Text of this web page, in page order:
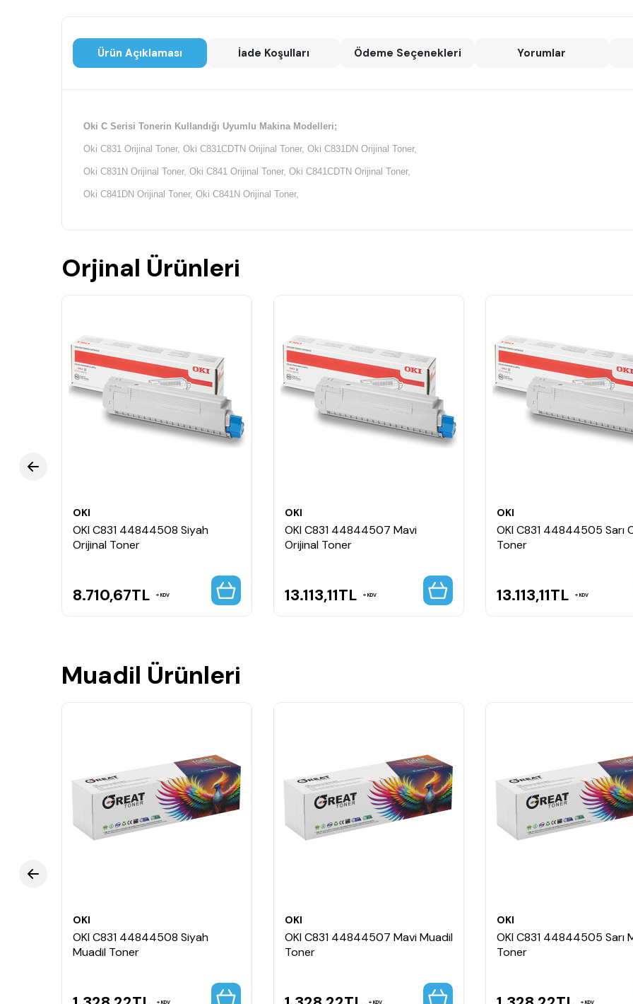
Ürün Açıklaması İade Koşulları Ödeme Seçenekleri Yorumlar
Oki C Serisi Tonerin Kullandığı Uyumlu Makina Modelleri;
Oki C831 Orijinal Toner, Oki C831CDTN Orijinal Toner, Oki C831DN Orijinal Toner,
Oki C831N Orijinal Toner, Oki C841 Orijinal Toner, Oki C841CDTN Orijinal Toner,
Oki C841DN Orijinal Toner, Oki C841N Orijinal Toner,
Orjinal Ürünleri
OKI
OKI C831 44844508 Siyah
Orijinal Toner
8.710,67TL KDV
OKI
OKI C831 44844507 Mavi
Orijinal Toner
13.113,11TL KDV
OKI
OKI C831 44844505 Sarı
Toner
13.113,11TL KDV
Muadil Ürünleri
OKI
OKI C831 44844508 Siyah
Muadil Toner
KDV
OKI
OKI C831 44844507 Mavi Muadil
Toner
KDV
OKI
OKI C831 44844505 Sarı
Toner
KDV